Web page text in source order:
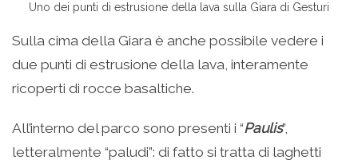
Uno dei punti di estrusione della lava sulla Giara di Gesturi
Sulla cima della Giara è anche possibile vedere i
due punti di estrusione della lava, interamente
ricoperti di rocce basaltiche.
All’interno del parco sono presenti i “Paulis”,
letteralmente “paludi”: di fatto si tratta di laghetti